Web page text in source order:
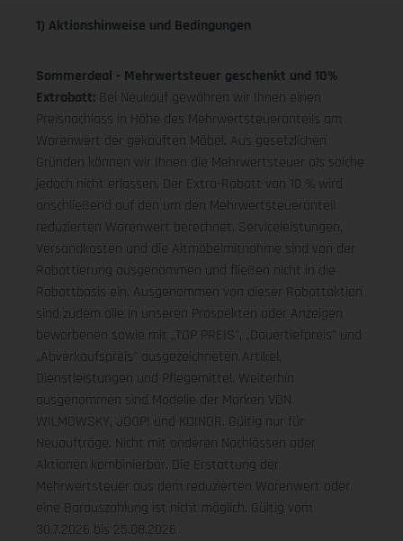
1) Aktionshinweise und Bedingungen
Sommerdeal - Mehrwertsteuer geschenkt und 10%
Extrabatt: Bei Neukauf gewähren wir Ihnen einen
Preisnachlass in Höhe des Mehrwertsteueranteils am
Warenwert der gekauften Möbel. Aus gesetzlichen
Gründen können wir Ihnen die Mehrwertsteuer als solche
jedoch nicht erlassen. Der Extra-Rabatt von 10 % wird
anschließend auf den um den Mehrwertsteueranteil
reduzierten Warenwert berechnet. Serviceleistungen,
Versandkosten und die Altmöbelmitnahme sind von der
Rabattierung ausgenommen und fließen nicht in die
Rabattbasis ein. Ausgenommen von dieser Rabattaktion
sind zudem alle in unseren Prospekten oder Anzeigen
beworbenen sowie mit „TOP PREIS", „Dauertiefpreis" und
„Abverkaufspreis" ausgezeichneten Artikel,
Dienstleistungen und Pflegemittel. Weiterhin
ausgenommen sind Modelle der Marken VON
WILMOWSKY, JOOP! und KOINOR. Gültig nur für
Neuaufträge. Nicht mit anderen Nachlässen oder
Aktionen kombinierbar. Die Erstattung der
Mehrwertsteuer aus dem reduzierten Warenwert oder
eine Barauszahlung ist nicht möglich. Gültig vom
30.7.2026 bis 25.08.2026